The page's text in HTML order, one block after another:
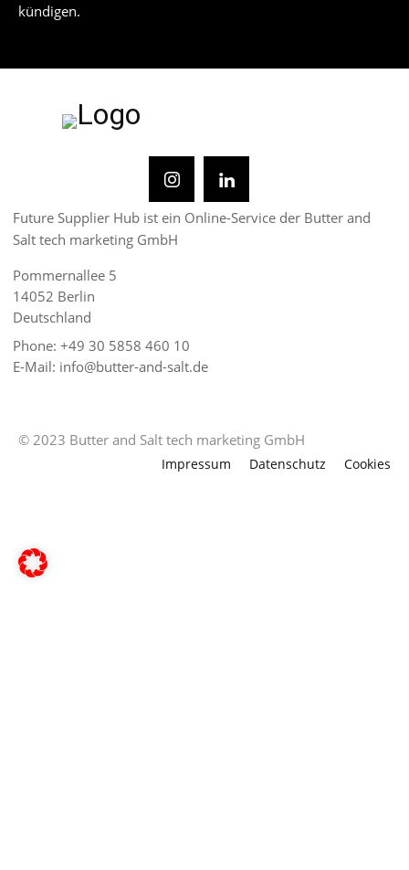
kündigen.
Future Supplier Hub ist ein Online-Service der Butter and
Salt tech marketing GmbH
Pommernallee 5
14052 Berlin
Deutschland
Phone: +49 30 5858 460 10
E-Mail: info@butter-and-salt.de
© 2023 Butter and Salt tech marketing GmbH
Impressum Datenschutz Cookies